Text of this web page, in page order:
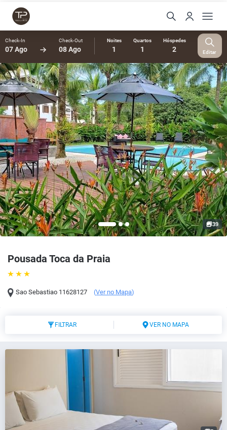
Check-In
07 Ago
Check-Out
08 Ago
Noites
1
Quartos
1
Hóspedes
2 Editar
Pousada Toca da Praia
Sao Sebastiao 11628127 (Ver no Mapa)
39
FILTRAR VER NO MAPA